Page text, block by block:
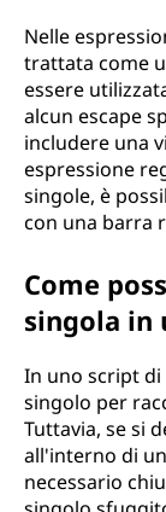
Nelle
trattata come
essere
alcun escape
includere una
espressione
singole, è
con una barra
Come
singola in
In uno script di
singolo per
Tuttavia, se si
all'interno di
necessario